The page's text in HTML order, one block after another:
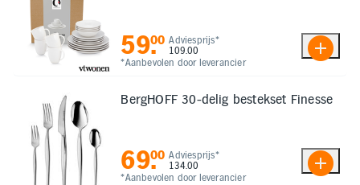
Adviesprijs*
109.00
*Aanbevolen door leverancier
59.
00
BergHOFF 30-delig bestekset Finesse
Adviesprijs*
134.00
*Aanbevolen door leverancier
69.
00